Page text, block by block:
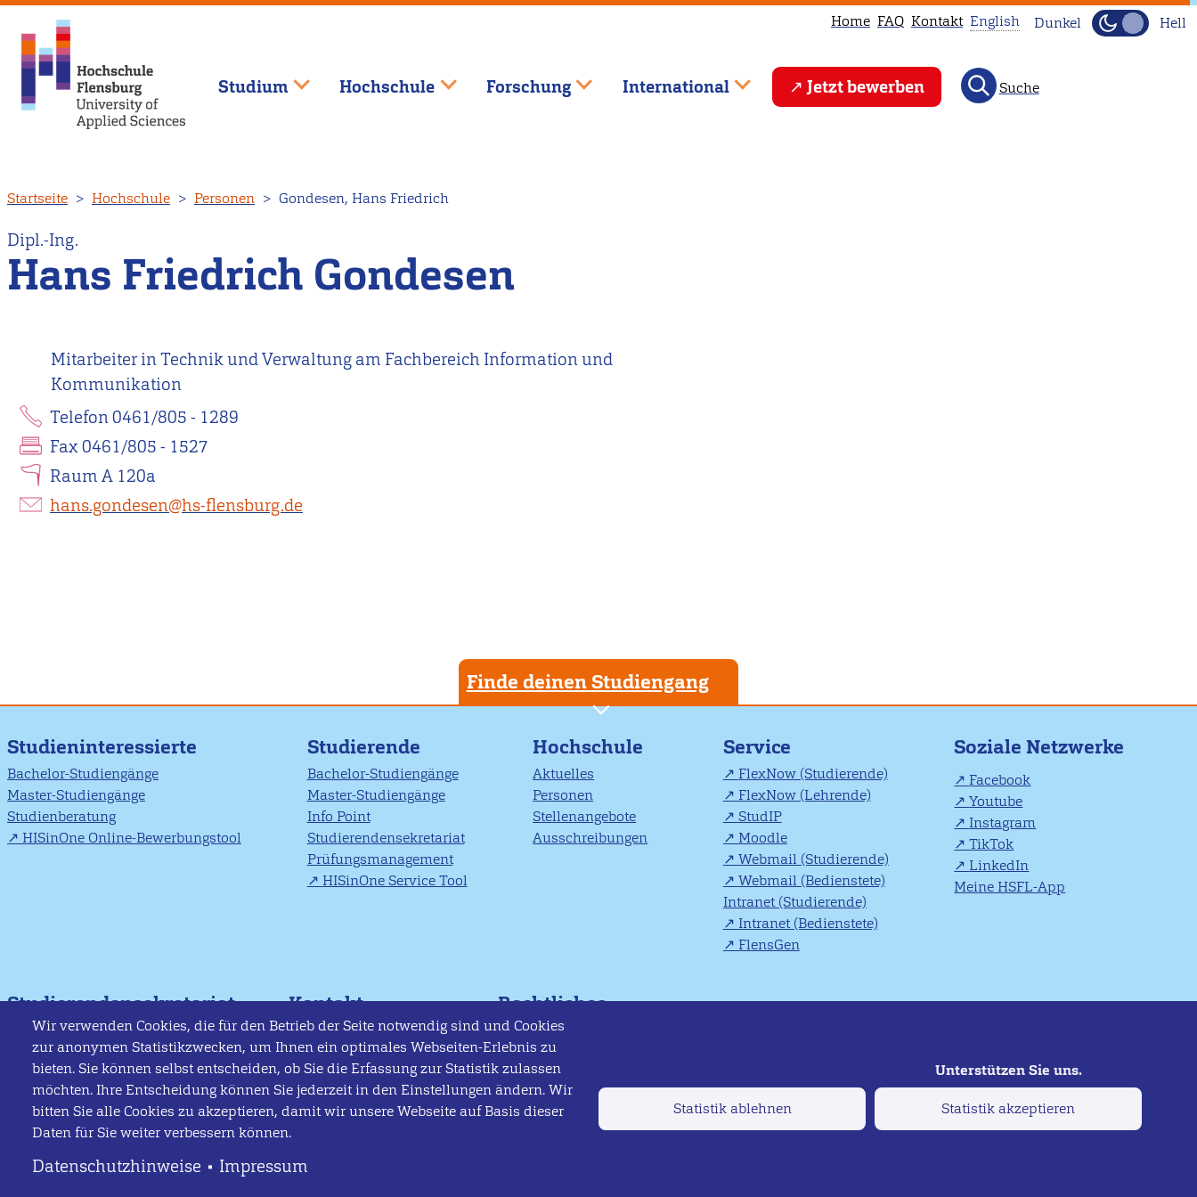
zum
Inhalt
Home FAQ Kontakt
This
page
English Dunkel Hell
Studium Hochschule Forschung International Jetzt bewerben Suche
Startseite Hochschule Personen Gondesen, Hans Friedrich
Dipl.-Ing.
Hans Friedrich Gondesen
Mitarbeiter in Technik und Verwaltung am Fachbereich Information und
Kommunikation
Telefon 0461/805 - 1289
Fax 0461/805 - 1527
Raum A 120a
hans.gondesen@hs-flensburg.de
Finde deinen Studiengang
Studieninteressierte
Bachelor-Studiengänge
Master-Studiengänge
Studienberatung
HISinOne Online-Bewerbungstool
Studierende
Bachelor-Studiengänge
Master-Studiengänge
Info Point
Studierendensekretariat
Prüfungsmanagement
HISinOne Service Tool
Hochschule
Aktuelles
Personen
Stellenangebote
Ausschreibungen
Service
FlexNow (Studierende)
FlexNow (Lehrende)
StudIP
Moodle
Webmail (Studierende)
Webmail (Bedienstete)
Intranet (Studierende)
Intranet (Bedienstete)
FlensGen
Soziale Netzwerke
Facebook
Youtube
Instagram
TikTok
LinkedIn
Meine HSFL-App
Wir verwenden Cookies, die für den Betrieb der Seite notwendig sind und Cookies
zur anonymen Statistikzwecken, um Ihnen ein optimales Webseiten-Erlebnis zu
bieten. Sie können selbst entscheiden, ob Sie die Erfassung zur Statistik zulassen
möchten. Ihre Entscheidung können Sie jederzeit in den Einstellungen ändern. Wir
bitten Sie alle Cookies zu akzeptieren, damit wir unsere Webseite auf Basis dieser
Daten für Sie weiter verbessern können.
Datenschutzhinweise Impressum
Statistik ablehnen Statistik akzeptieren
Studierendensekretariat
studierendensekretariat@hs-flensburg.de
Telefon: +49 (0)461 805 - 1308
Info Point
infopoint@hs-flensburg.de
Kontakt
Hochschule Flensburg
Kanzleistraße 91–93
24943 Flensburg
Telefon: +49 (0)461 805 - 01
infopoint@hs-flensburg.de
Rechtliches
Impressum
Datenschutzerklärung
Erklärung zur Barrierefreiheit
Rechtliche Hinweise